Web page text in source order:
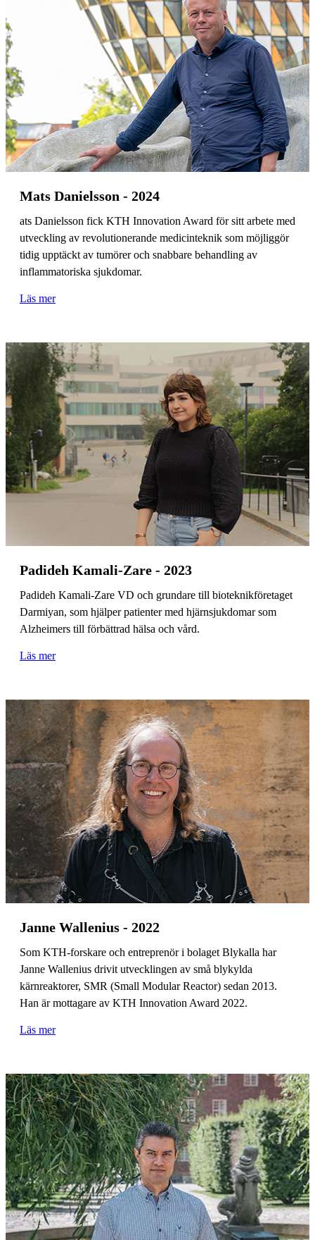
Mats Danielsson - 2024
ats Danielsson fick KTH Innovation Award för sitt arbete med
utveckling av revolutionerande medicinteknik som möjliggör
tidig upptäckt av tumörer och snabbare behandling av
inflammatoriska sjukdomar.
Läs mer
Padideh Kamali-Zare - 2023
Padideh Kamali-Zare VD och grundare till bioteknikföretaget
Darmiyan, som hjälper patienter med hjärnsjukdomar som
Alzheimers till förbättrad hälsa och vård.
Läs mer
Janne Wallenius - 2022
Som KTH-forskare och entreprenör i bolaget Blykalla har
Janne Wallenius drivit utvecklingen av små blykylda
kärnreaktorer, SMR (Small Modular Reactor) sedan 2013.
Han är mottagare av KTH Innovation Award 2022.
Läs mer